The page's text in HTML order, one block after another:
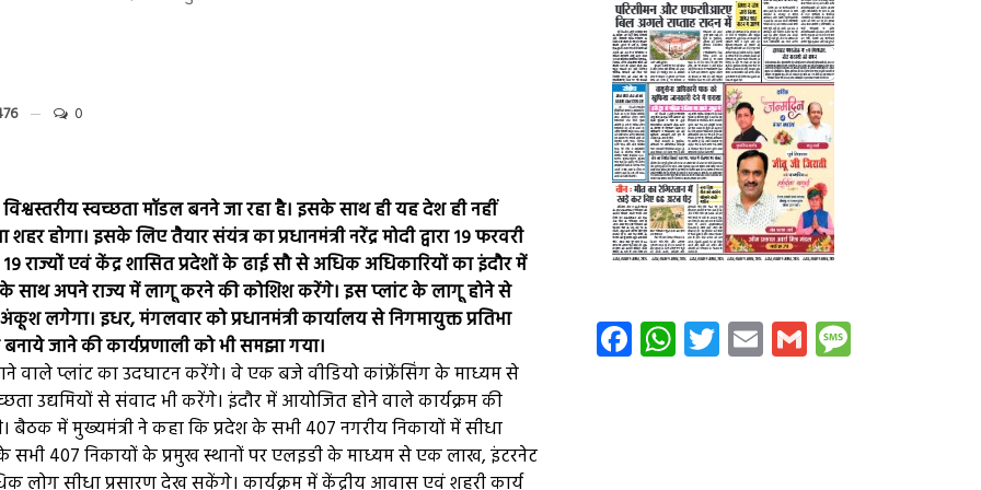
0
स्वच्छता मॉडल बनने जा रहा है। इसके साथ ही यह देश ही नहीं
इसके लिए तैयार संयंत्र का प्रधानमंत्री नरेंद्र मोदी द्वारा १९ फरवरी
एवं केंद्र शासित प्रदेशों के ढाई सौ से अधिक अधिकारियों का इंदौर में
साथ अपने राज्य में लागू करने की कोशिश करेंगे। इस प्लांट के लागू होने से
लगेगा। इधर, मंगलवार को प्रधानमंत्री कार्यालय से निगमायुक्त प्रतिभा
जाने की कार्यप्रणाली को भी समझा गया।
वाले प्लांट का उदघाटन करेंगे। वे एक बजे वीडियो कांफ्रेंसिंग के माध्यम से
उद्यमियों से संवाद भी करेंगे। इंदौर में आयोजित होने वाले कार्यक्रम की
बैठक में मुख्यमंत्री ने कहा कि प्रदेश के सभी 407 नगरीय निकायों में सीधा
के सभी 407 निकायों के प्रमुख स्थानों पर एलइडी के माध्यम से एक लाख, इंटरनेट
Facebook
WhatsApp
Twitter
Email
GmailMessage